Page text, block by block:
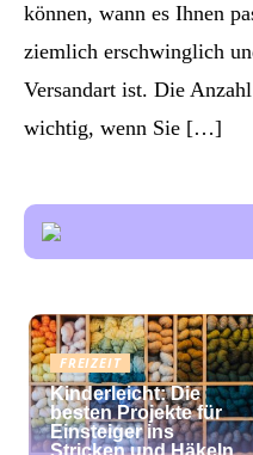
können, wann es Ihnen
ziemlich erschwinglich
Versandart ist. Die
wichtig, wenn Sie […]
FREIZEIT
Kinderleicht: Die
besten Projekte für
Einsteiger ins